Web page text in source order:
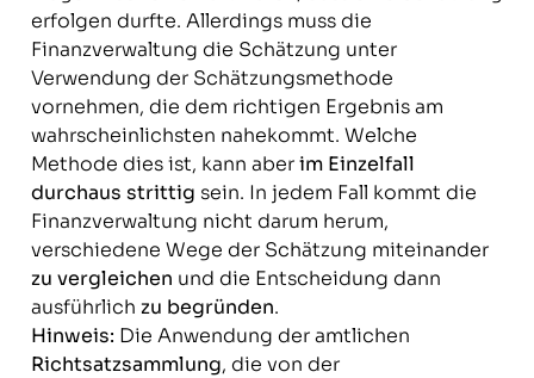
erfolgen durfte. Allerdings muss die
Finanzverwaltung die Schätzung unter
Verwendung der Schätzungsmethode
vornehmen, die dem richtigen Ergebnis am
wahrscheinlichsten nahekommt. Welche
Methode dies ist, kann aberim Einzelfall
durchaus strittig sein. In jedem Fall kommt die
Finanzverwaltung nicht darum herum,
verschiedene Wege der Schätzung miteinander
zu vergleichen und die Entscheidung dann
ausführlich zu begründen.
Hinweis: Die Anwendung der amtlichen
Richtsatzsammlung, die von der